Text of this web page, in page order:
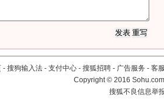
- 搜狗输入法 - 支付中心 - 搜狐招聘 - 广告服务 - 客
Copyright©2016
搜狐不良信息举